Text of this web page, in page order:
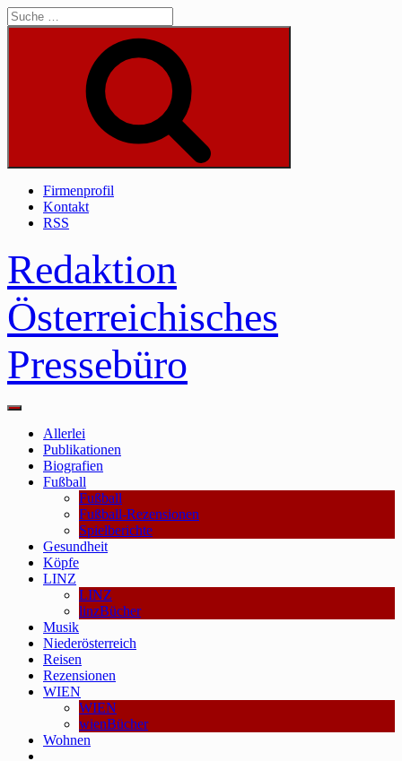
Skip
to
Suche
Firmenprofil
Kontakt
RSS
Redaktion
Österreichisches
Pressebüro
Main
Allerlei
Publikationen
Biografien
Fußball
Fußball
Fußball-Rezensionen
Spielberichte
Gesundheit
Köpfe
LINZ
LINZ
linzBücher
Musik
Niederösterreich
Reisen
Rezensionen
WIEN
WIEN
wienBücher
Wohnen